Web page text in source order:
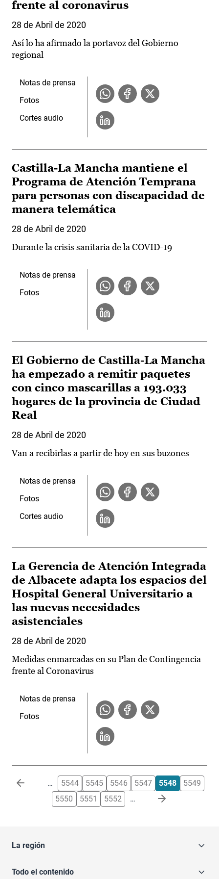
frente al coronavirus
28 de Abril de 2020
Así lo ha afirmado la portavoz del Gobierno
regional
Notas de prensa
Fotos
Cortes audio
Castilla-La Mancha mantiene el
Programa de Atención Temprana
para personas con discapacidad de
manera telemática
28 de Abril de 2020
Durante la crisis sanitaria de la COVID-19
Notas de prensa
Fotos
El Gobierno de Castilla-La Mancha
ha empezado a remitir paquetes
con cinco mascarillas a 193.033
hogares de la provincia de Ciudad
Real
28 de Abril de 2020
Van a recibirlas a partir de hoy en sus buzones
Notas de prensa
Fotos
Cortes audio
La Gerencia de Atención Integrada
de Albacete adapta los espacios del
Hospital General Universitario a
las nuevas necesidades
asistenciales
28 de Abril de 2020
Medidas enmarcadas en su Plan de Contingencia
frente al Coronavirus
Notas de prensa
Fotos
Paginación … 5544 5545 5546 5547 5548
5549
5550
5551 5552 …
La región
Todo el contenido